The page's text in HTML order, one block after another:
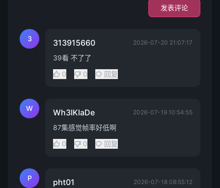
发表评论
3 313915660 2026-07-20 21:07:17
39看 不了了
0
0 回复
W Wh3IKlaDe 2026-07-19 10:54:55
87集感觉帧率好低啊
0
0 回复
P pht01 2026-07-18 08:55:12